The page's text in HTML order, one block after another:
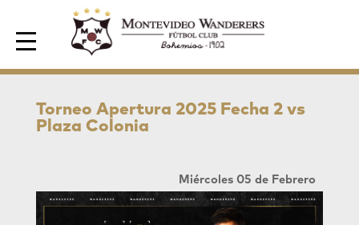
Area de Socios
Torneo Apertura 2025 Fecha 2 vs
Plaza Colonia
Miércoles 05 de Febrero